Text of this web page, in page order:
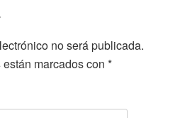
no será publicada.
están marcados con*